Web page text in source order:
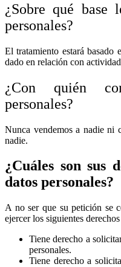
¿Sobre qué base
personales?
El tratamiento estará basado
dado en relación con
¿Con quién
personales?
Nunca vendemos a nadie ni
nadie.
¿Cuáles son sus
datos personales?
A no ser que su petición se
ejercer los siguientes
Tiene derecho a
personales.
Tiene derecho a